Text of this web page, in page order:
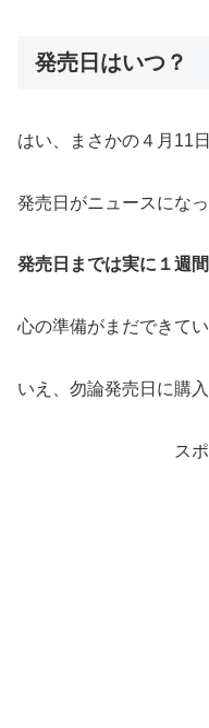
発売日はいつ？
はい、まさかの４月11日
発売日がニュースにな
発売日までは実に１週間
心の準備がまだできてい
いえ、勿論発売日に購
ス